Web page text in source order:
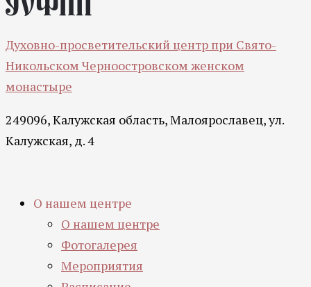
Духовно-просветительский центр при Свято-
Никольском Черноостровском женском
монастыре
249096, Калужская область, Малоярославец, ул.
Калужская, д. 4
О нашем центре
О нашем центре
Фотогалерея
Мероприятия